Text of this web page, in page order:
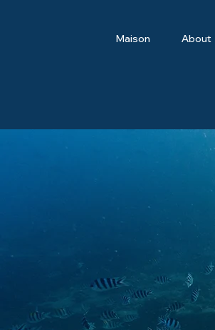
Maison About